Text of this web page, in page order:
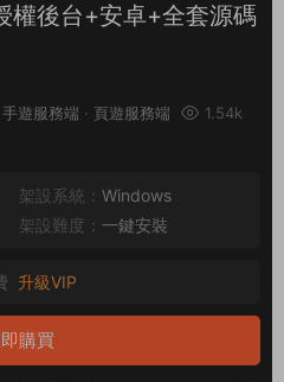
權後台+安卓+全套源碼
手遊服務端 · 頁遊服務端
1.54k
架設系統： Windows
架設難度： 一鍵安裝
升級VIP
購買